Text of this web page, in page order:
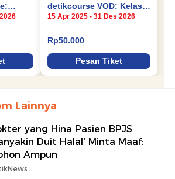
Lainnya
yang Hina Pasien BPJS
Duit Halal' Minta Maaf:
Ampun